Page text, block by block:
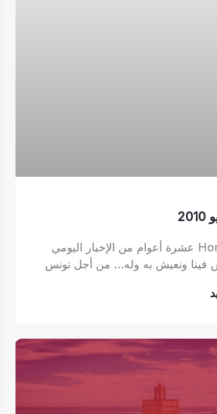
Home – Accueil عشرة أعوام من الإخبار اليومي
ونعيش به وله… من أجل تونس